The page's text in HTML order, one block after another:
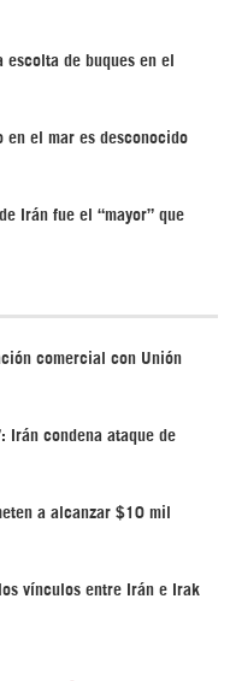
escolta de buques en el
en el mar es desconocido
Irán fue el “mayor” que
comercial con Unión
Irán condena ataque de
a alcanzar $10 mil
vínculos entre Irán e Irak